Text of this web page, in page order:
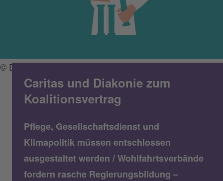
© Diakonie / Francesco Ciccolella
Caritas und Diakonie zum
Koalitionsvertrag
Pflege, Gesellschaftsdienst und
Klimapolitik müssen entschlossen
ausgestaltet werden / Wohlfahrtsverbände
fordern rasche Regierungsbildung –